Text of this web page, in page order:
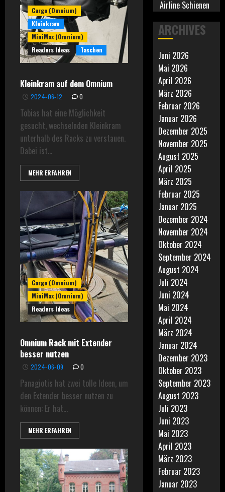
Cargo (Omnium)
Kleinkram
MiniMax (Omnium)
Readers Ideas
Taschen
Kleinkram auf dem Omnium
2024-06-12 0
Tobias hat eine Möglichkeit
gesucht, wechselnden Kleinkram
unterhalb des Racks zu verstauen.
Dabei ist...
MEHR ERFAHREN
Cargo (Omnium)
MiniMax (Omnium)
Readers Ideas
Omnium Rack mit Extender
besser nutzen
2024-06-09 0
Panagiotis hat zwei tolle Ideen, um
den Extender besser nutzen zu
können: Er hat...
MEHR ERFAHREN
Airline Schienen
ARCHIVES
Juni 2026
Mai 2026
April 2026
März 2026
Februar 2026
Januar 2026
Dezember 2025
November 2025
August 2025
April 2025
März 2025
Februar 2025
Januar 2025
Dezember 2024
November 2024
Oktober 2024
September 2024
August 2024
Juli 2024
Juni 2024
Mai 2024
April 2024
März 2024
Januar 2024
Dezember 2023
Oktober 2023
September 2023
August 2023
Juli 2023
Juni 2023
Mai 2023
April 2023
März 2023
Februar 2023
Januar 2023